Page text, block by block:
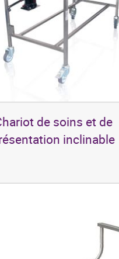
de soins et de
inclinable